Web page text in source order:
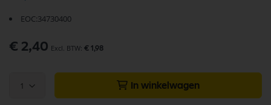
EOC:34730400
€ 2,40 € 1,98
1 In winkelwagen
afbeeldingen-